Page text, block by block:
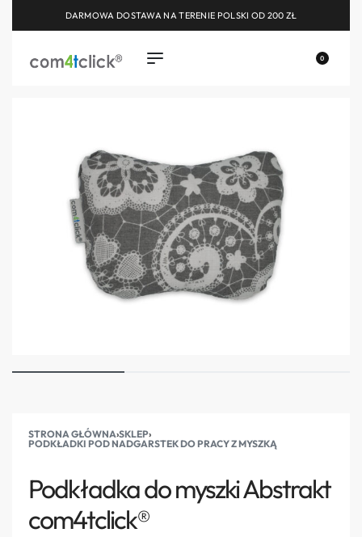
DARMOWA DOSTAWA NA TERENIE POLSKI OD 200 ZŁ
0
STRONA GŁÓWNA›SKLEP›
PODKŁADKI POD NADGARSTEK DO PRACY Z MYSZKĄ
Podkładka do myszki Abstrakt
com4tclick®